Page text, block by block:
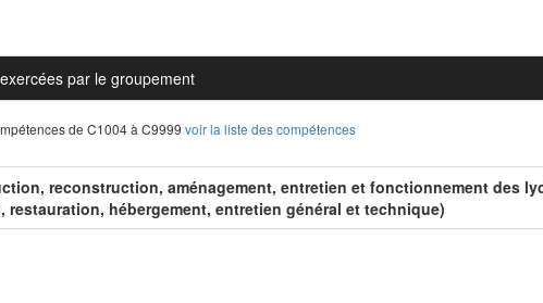
par le groupement
de C1004 à C9999 voir la liste des compétences
reconstruction, aménagement, entretien et fonctionnement des
restauration, hébergement, entretien général et technique)